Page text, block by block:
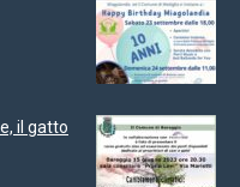
il gatto